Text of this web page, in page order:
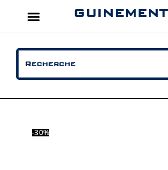
GUINEMENT
-30%